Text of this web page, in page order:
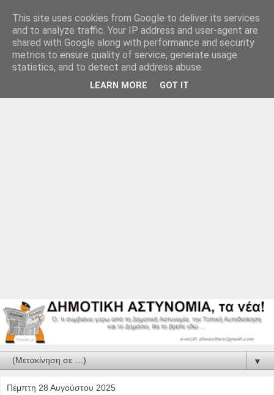
▼
Πέμπτη 28 Αυγούστου 2025
This site uses cookies from Google to deliver its services
and to analyze traffic. Your IP address and user-agent are
shared with Google along with performance and security
metrics to ensure quality of service, generate usage
statistics, and to detect and address abuse.
LEARN MORE GOT IT